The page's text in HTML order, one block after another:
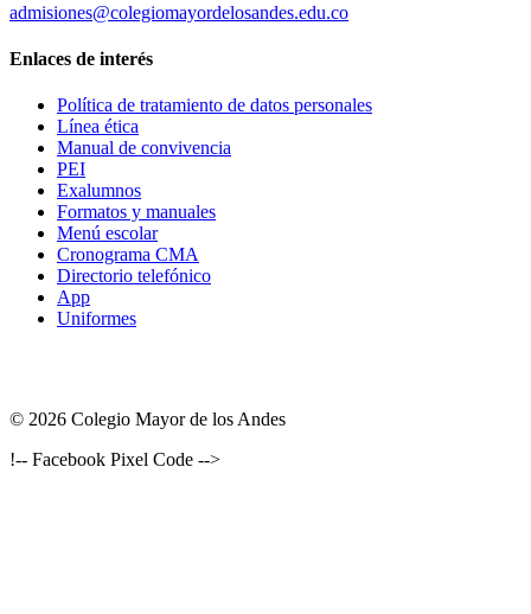
admisiones@colegiomayordelosandes.edu.co
Enlaces de interés
Política de tratamiento de datos personales
Línea ética
Manual de convivencia
PEI
Exalumnos
Formatos y manuales
Menú escolar
Cronograma CMA
Directorio telefónico
App
Uniformes
© 2026 Colegio Mayor de los Andes
!-- Facebook Pixel Code -->